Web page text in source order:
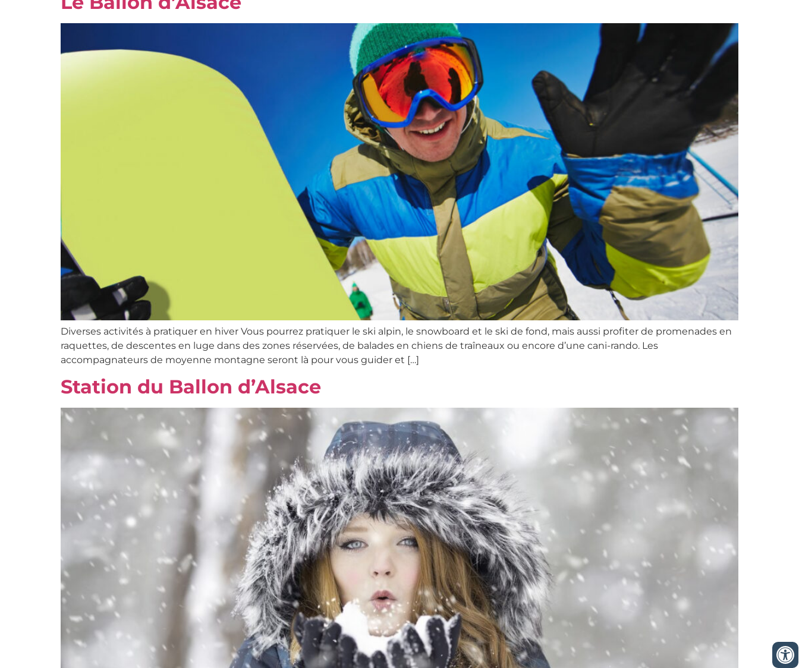
Diverses activités à pratiquer en hiver Vous pourrez pratiquer le ski alpin, le snowboard et le ski de fond, mais aussi profiter de promenades en
raquettes, de descentes en luge dans des zones réservées, de balades en chiens de traîneaux ou encore d’une cani-rando. Les
accompagnateurs de moyenne montagne seront là pour vous guider et […]
Station du Ballon d’Alsace